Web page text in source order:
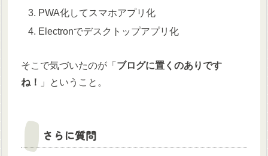
PWA化してスマホアプリ化
Electronでデスクトップアプリ化
そこで気づいたのが「 ブログに置くのありです
ね！
」ということ。
さらに質問